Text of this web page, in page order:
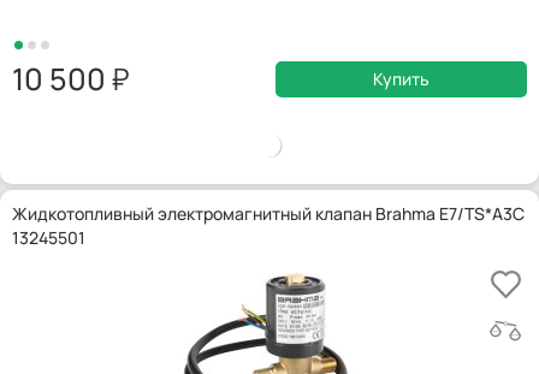
10 500 Купить
Жидкотопливный электромагнитный клапан Brahma E7/TS*A3C
13245501